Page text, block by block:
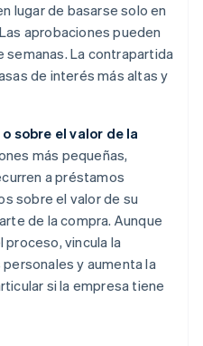
lugar de basarse solo en
aprobaciones pueden
semanas. La contrapartida
de interés más altas y
sobre el valor de la
más pequeñas,
a préstamos
sobre el valor de su
de la compra. Aunque
vincula la
y aumenta la
si la empresa tiene